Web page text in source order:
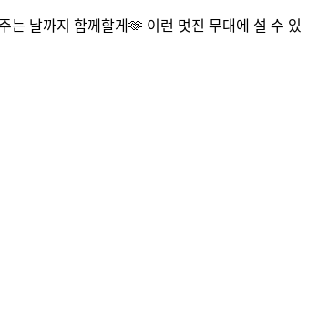
는 날까지 함께할게🫶 이런 멋진 무대에 설 수 있